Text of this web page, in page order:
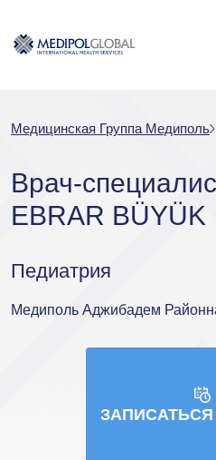
Медицинская Группа Медиполь
Врач-
EBRAR BÜYÜK
Педиатрия
Медиполь Аджибадем